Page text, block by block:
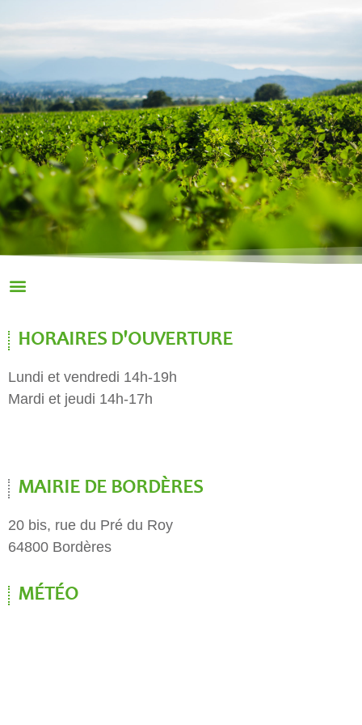
HORAIRES D'OUVERTURE
Lundi et vendredi 14h-19h
Mardi et jeudi 14h-17h
MAIRIE DE BORDÈRES
20 bis, rue du Pré du Roy
64800 Bordères
MÉTÉO